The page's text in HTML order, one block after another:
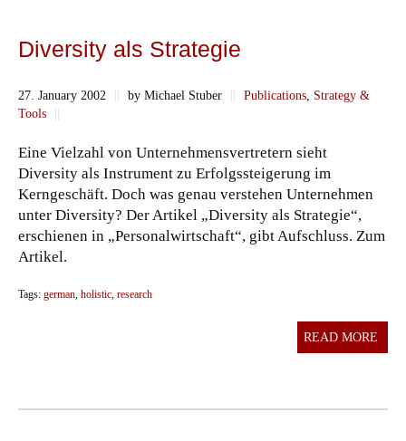
Diversity als Strategie
27. January 2002 || by Michael Stuber || Publications Strategy &
Tools
||
Eine Vielzahl von Unternehmensvertretern sieht
Diversity als Instrument zu Erfolgssteigerung im
Kerngeschäft. Doch was genau verstehen Unternehmen
unter Diversity? Der Artikel „Diversity als Strategie“,
erschienen in „Personalwirtschaft“, gibt Aufschluss. Zum
Artikel.
Tags: german, holistic, research
READ MORE